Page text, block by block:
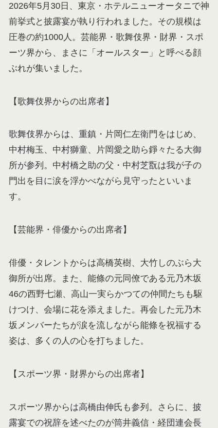
2026年5月30日、東京・ホテルニューオータニで神
前挙式と披露宴が執り行われました。その規模は
圧巻の約1000人。芸能界・歌舞伎界・財界・スポ
ーツ界から、まさに「オールスター」と呼べる顔
ぶれが集いました。
【歌舞伎界からの出席者】
歌舞伎界からは、重鎮・片岡仁左衛門をはじめ、
中村梅玉、中村獅童、片岡愛之助ら錚々たる大御
所が参列。中村橋之助の父・中村芝翫は我が子の
門出を目に涙を浮かべながら見守ったといいま
す。
【芸能界・俳優からの出席者】
俳優・タレントからは高橋英樹、大竹しのぶら大
御所が出席。また、能條の元同僚である元乃木坂
46の西野七瀬、高山一実らかつての仲間たちも駆
けつけ、会場に花を添えました。再会した元乃木
坂メンバーたちが涙を流しながら能條を祝福する
姿は、多くの人の心を打ちました。
【スポーツ界・財界からの出席者】
スポーツ界からは高橋由伸氏も参列。さらに、披
露宴での祝辞を述べたのが筒井義信・経団連会長